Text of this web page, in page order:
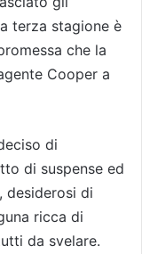
terza stagione è
che la
Cooper a
di
di suspense ed
desiderosi di
ricca di
da svelare.